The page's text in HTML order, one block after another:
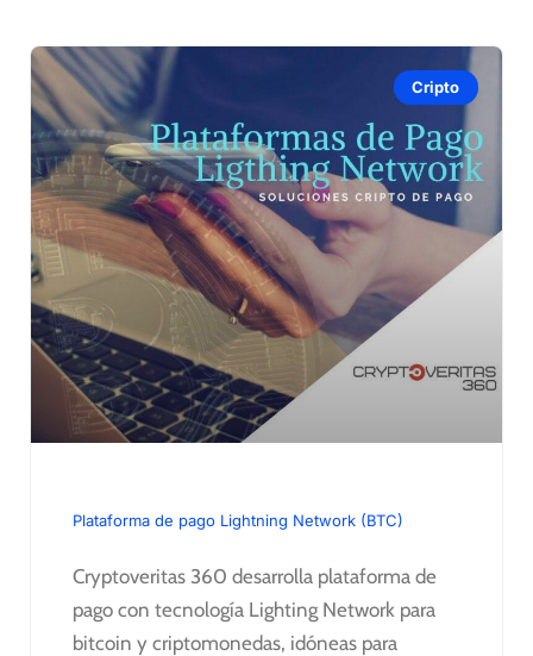
Cripto
Plataforma de pago Lightning Network (BTC)
Cryptoveritas 360 desarrolla plataforma de
pago con tecnología Lighting Network para
bitcoin y criptomonedas, idóneas para